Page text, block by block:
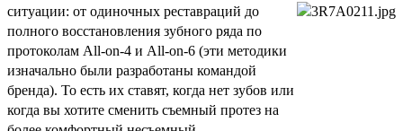
ситуации: от одиночных реставраций до
полного восстановления зубного ряда по
протоколам All-on-4 и All-on-6 (эти методики
изначально были разработаны командой
бренда). То есть их ставят, когда нет зубов или
когда вы хотите сменить съемный протез на